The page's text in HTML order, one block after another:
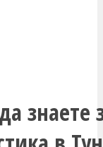
знаете